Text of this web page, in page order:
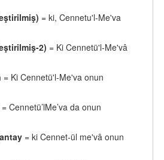
= ki, Cennetu'l-Me'va
2) = Ki Cennetü'l-Me'vâ
= Ki Cennetü'l-Me'va onun
= Cennetü’lMe’va da onun
= ki Cennet-ül me'vâ onun